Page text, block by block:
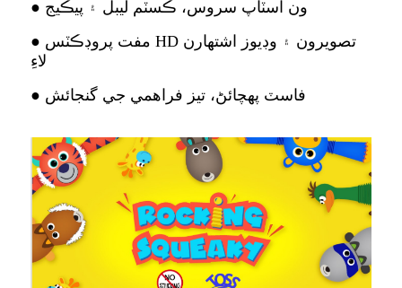
● ون اسٽاپ سروس، ڪسٽم ليبل ۽ پيڪيج
● مفت پروڊڪٽس HD تصويرون ۽ وڊيوز اشتهارن
لاءِ
● فاسٽ پهچائڻ، تيز فراهمي جي گنجائش